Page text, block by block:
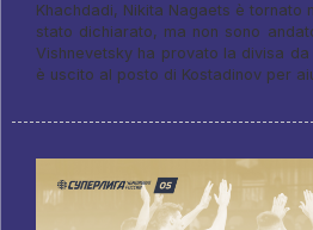
Khachdadi, Nikita Nagaets è tornato
stato dichiarato, ma non sono
Vishnevetsky ha provato la divisa
è uscito al posto di Kostadinov per